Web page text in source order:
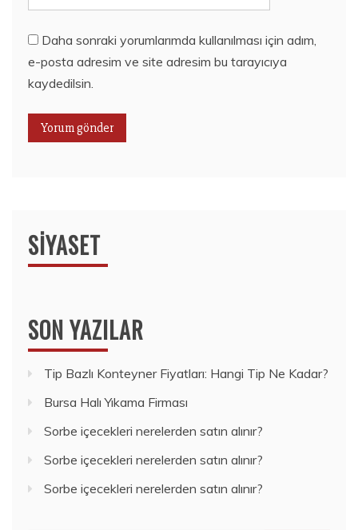
Daha sonraki yorumlarımda kullanılması için adım,
e-posta adresim ve site adresim bu tarayıcıya
kaydedilsin.
SIYASET
SON YAZILAR
Tip Bazlı Konteyner Fiyatları: Hangi Tip Ne Kadar?
Bursa Halı Yıkama Firması
Sorbe içecekleri nerelerden satın alınır?
Sorbe içecekleri nerelerden satın alınır?
Sorbe içecekleri nerelerden satın alınır?